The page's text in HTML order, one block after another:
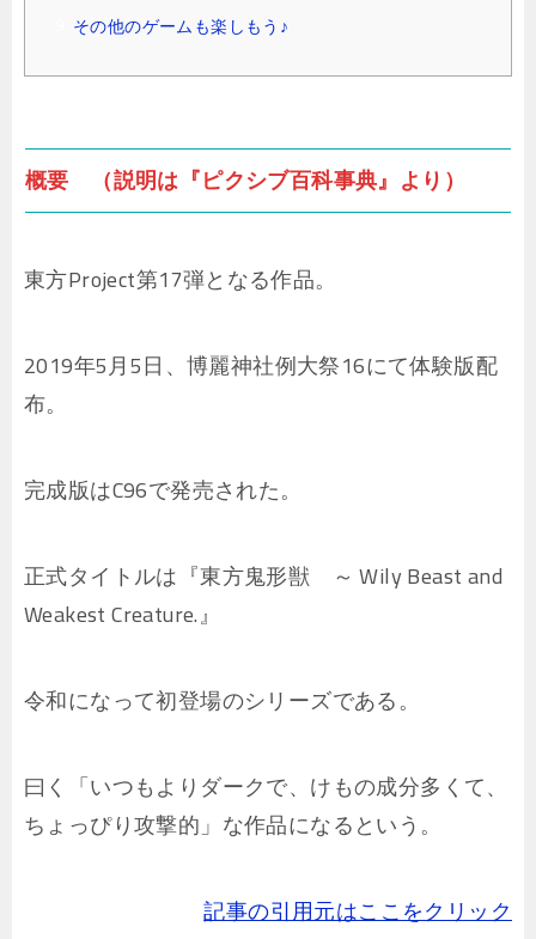
その他のゲームも楽しもう♪
概要 （説明は『ピクシブ百科事典』より）
東方Project第17弾となる作品。
2019年5月5日、博麗神社例大祭16にて体験版配
布。
完成版はC96で発売された。
正式タイトルは『東方鬼形獣 ～ Wily Beast and
Weakest Creature.』
令和になって初登場のシリーズである。
曰く「いつもよりダークで、けもの成分多くて、
ちょっぴり攻撃的」な作品になるという。
記事の引用元はここをクリック